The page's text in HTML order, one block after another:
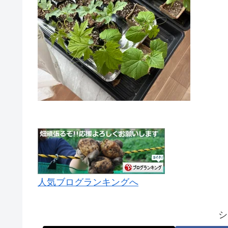
人気ブログランキングへ